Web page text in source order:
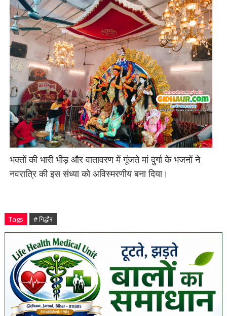
भक्तों की भारी भीड़ और वातावरण में गूंजते मां दुर्गा के भजनों ने
नवरात्रि की इस संध्या को अविस्मरणीय बना दिया।
Tags # गिद्धौर